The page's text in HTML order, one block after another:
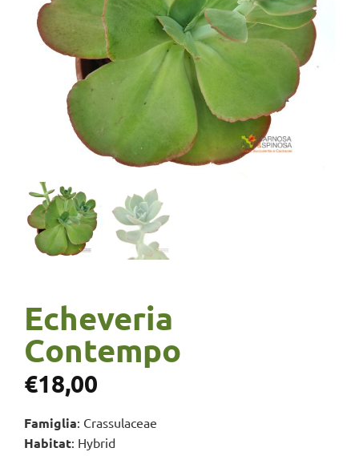
Echeveria
Contempo
€18,00
Famiglia: Crassulaceae
Habitat: Hybrid